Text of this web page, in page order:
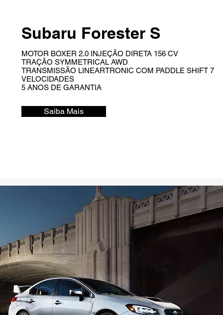
Subaru Forester S
MOTOR BOXER 2.0 INJEÇÃO DIRETA 156 CV
TRAÇÃO SYMMETRICAL AWD
TRANSMISSÃO LINEARTRONIC COM PADDLE SHIFT 7
VELOCIDADES
5 ANOS DE GARANTIA
Saiba Mais